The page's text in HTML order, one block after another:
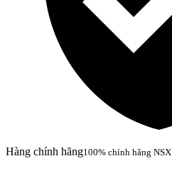
Hàng chính hãng100% chính hãng NSX